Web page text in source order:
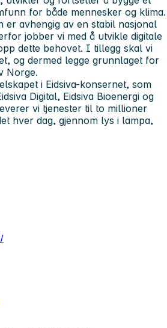
for både mennesker og klima.
er avhengig av en stabil nasjonal
jobber vi med å utvikle digitale
dette behovet. I tillegg skal vi
og dermed legge grunnlaget for
Norge.
i Eidsiva-konsernet, som
Digital, Eidsiva Bioenergi og
vi tjenester til to millioner
hver dag, gjennom lys i lampa,